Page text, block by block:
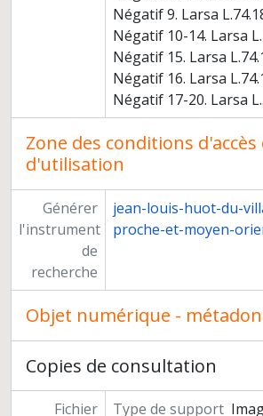
Négatif 9. Larsa
Négatif 10-14. Larsa
Négatif 15. Larsa
Négatif 16. Larsa
Négatif 17-20. Larsa L.
Zone des conditions d'accès
d'utilisation
Générer
l'instrument
de
recherche
jean-louis-huot-du-
proche-et-moyen-
Objet numérique -
Copies de consultation
Fichier
Type de support